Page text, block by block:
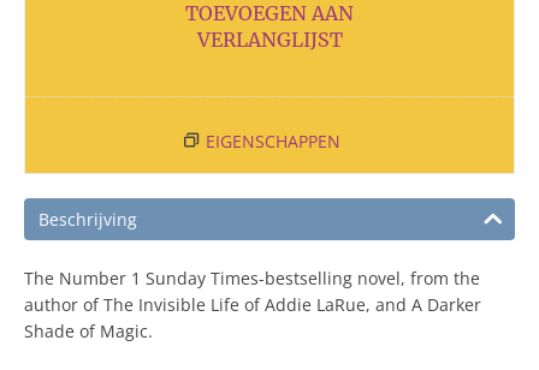
TOEVOEGEN AAN
VERLANGLIJST
EIGENSCHAPPEN
Beschrijving
The Number 1 Sunday Times-bestselling novel, from the
author of The Invisible Life of Addie LaRue, and A Darker
Shade of Magic.